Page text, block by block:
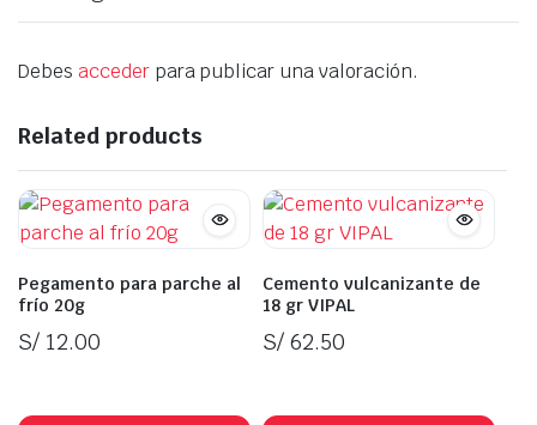
Debes accederpara publicar una valoración.
Related products
Pegamento para parche al
frío 20g
S/12.00
Cemento vulcanizante de
18 gr VIPAL
S/62.50